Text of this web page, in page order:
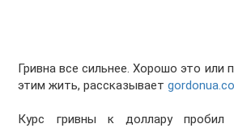
Гривна все сильнее. Хорошо это или
этим жить, рассказывает
Курс гривны к доллару